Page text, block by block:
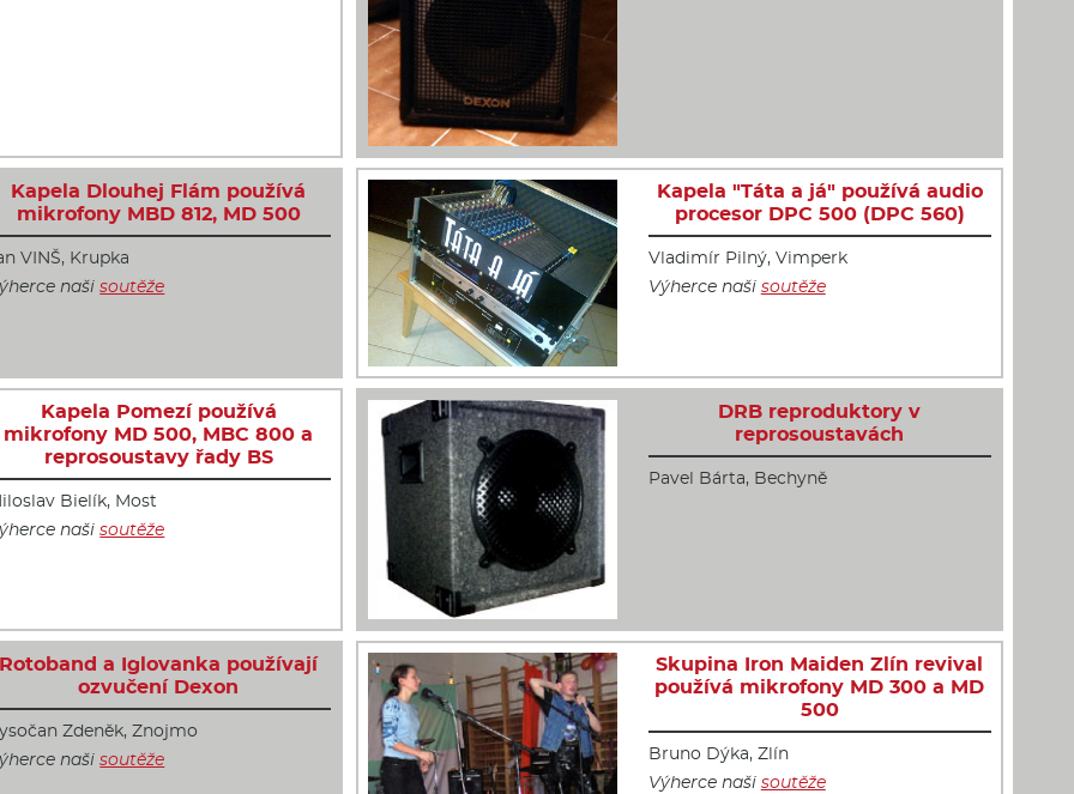
Kapela Dlouhej Flám používá
mikrofony MBD 812, MD 500
VINŠ, Krupka
našisoutěže
Kapela "Táta a já" používá audio
procesor DPC 500 (DPC 560)
Vladimír Pilný, Vimperk
Výherce naši soutěže
Kapela Pomezí používá
mikrofony MD 500, MBC 800 a
reprosoustavy řady BS
Bielík, Most
našisoutěže
DRB reproduktory v
reprosoustavách
Pavel Bárta, Bechyně
Rotoband a Iglovanka používají
ozvučení Dexon
Zdeněk, Znojmo
našisoutěže
Skupina Iron Maiden Zlín revival
používá mikrofony MD 300 a MD
500
Bruno Dýka, Zlín
Výherce naši soutěže